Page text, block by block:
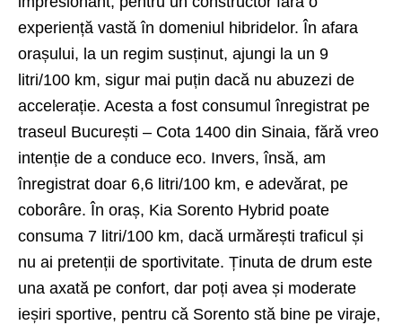
experiență vastă în domeniul hibridelor. În afara
orașului, la un regim susținut, ajungi la un 9
litri/100 km, sigur mai puțin dacă nu abuzezi de
accelerație. Acesta a fost consumul înregistrat pe
traseul București – Cota 1400 din Sinaia, fără vreo
intenție de a conduce eco. Invers, însă, am
înregistrat doar 6,6 litri/100 km, e adevărat, pe
coborâre. În oraș, Kia Sorento Hybrid poate
consuma 7 litri/100 km, dacă urmărești traficul și
nu ai pretenții de sportivitate. Ținuta de drum este
una axată pe confort, dar poți avea și moderate
ieșiri sportive, pentru că Sorento stă bine pe viraje,